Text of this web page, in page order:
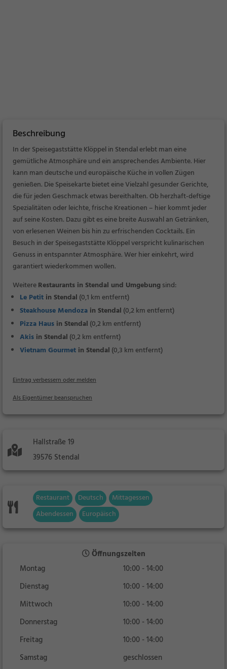
Beschreibung
In der Speisegaststätte Klöppel in Stendal erlebt man eine
gemütliche Atmosphäre und ein ansprechendes Ambiente. Hier
kann man deutsche und europäische Küche in vollen Zügen
genießen. Die Speisekarte bietet eine Vielzahl gesunder Gerichte,
die für jeden Geschmack etwas bereithalten. Ob herzhaft-deftige
Spezialitäten oder leichte, frische Kreationen – hier kommt jeder
auf seine Kosten. Dazu gibt es eine breite Auswahl an Getränken,
von erlesenen Weinen bis hin zu erfrischenden Cocktails. Ein
Besuch in der Speisegaststätte Klöppel verspricht kulinarischen
Genuss in entspannter Atmosphäre. Wer hier einkehrt, wird
garantiert wiederkommen wollen.
WeitereRestaurants in Stendal und Umgebungsind:
Le Petit in Stendal (0,1 km entfernt)
Steakhouse Mendoza in Stendal (0,2 km entfernt)
Pizza Haus in Stendal (0,2 km entfernt)
Akis in Stendal (0,2 km entfernt)
Vietnam Gourmet in Stendal (0,3 km entfernt)
Eintrag verbessern oder melden
Als Eigentümer beanspruchen
Hallstraße 19
39576 Stendal
Restaurant Deutsch
Mittagessen
Abendessen
Europäisch
Öffnungszeiten
Montag
10:00 - 14:00
Dienstag
10:00 - 14:00
Mittwoch
10:00 - 14:00
Donnerstag
10:00 - 14:00
Freitag
10:00 - 14:00
Samstag
geschlossen